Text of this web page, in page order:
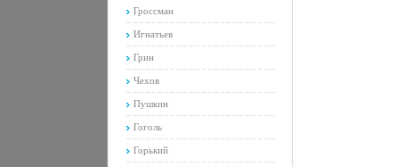
Гроссман
Игнатьев
Грин
Чехов
Пушкин
Гоголь
Горький